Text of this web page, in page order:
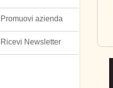
Promuovi azienda
Ricevi Newsletter